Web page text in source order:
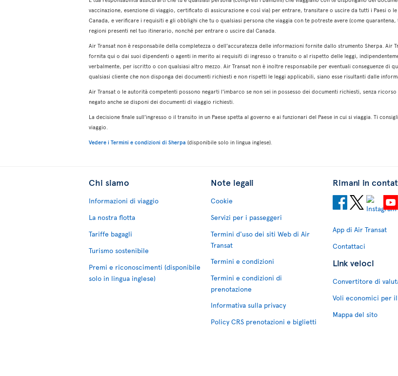
vaccinazione, esenzione di viaggio, certificato di assicurazione e così via) per entrare, transitare o uscire da tutti i Paesi
Canada, e verificare i requisiti e gli obblighi che tu o qualsiasi persona che viaggia con te potreste avere (come
regioni presenti nel tuo itinerario, nonché per entrare o uscire dal Canada.
Air Transat non è responsabile della completezza o dell'accuratezza delle informazioni fornite dallo strumento Sherpa. Air
fornita qui o dai suoi dipendenti o agenti in merito ai requisiti di ingresso o transito o al rispetto delle leggi,
verbalmente, per iscritto o con qualsiasi altro mezzo. Air Transat non è inoltre responsabile per eventuali conseguenze di
qualsiasi cliente che non disponga dei documenti richiesti e non rispetti le leggi applicabili, siano esse risultanti dalle
Air Transat o le autorità competenti possono negarti l'imbarco se non sei in possesso dei documenti richiesti, senza
negato anche se disponi dei documenti di viaggio richiesti.
La decisione finale sull'ingresso o il transito in un Paese spetta al governo e ai funzionari del Paese in cui si viaggia. Ti
viaggio.
Vedere i Termini e condizioni di Sherpa (disponibile solo in lingua inglese).
Chi siamo
Informazioni di viaggio
La nostra flotta
Tariffe bagagli
Turismo sostenibile
Premi e riconoscimenti (disponibile
solo in lingua inglese)
Note legali
Cookie
Servizi per i passeggeri
Termini d'uso dei siti Web di Air
Transat
Termini e condizioni
Termini e condizioni di
prenotazione
Informativa sulla privacy
Policy CRS prenotazioni e biglietti
Rimani in
App di Air Transat
Contattaci
Link veloci
Convertitore di
Voli economici per il
Mappa del sito